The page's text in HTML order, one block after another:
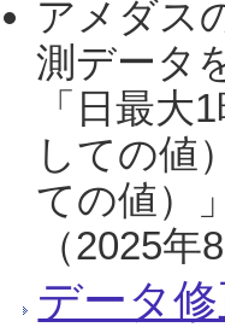
アメダス
測データ
「日最
しての値
ての値）
（2025年
データ